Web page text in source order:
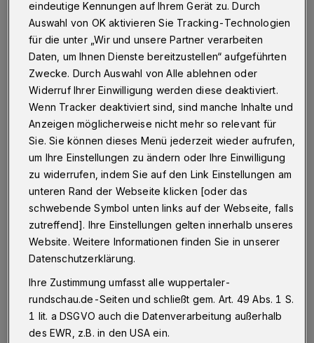
einer unserer Leser in der Trassen-Kapelle am
Bergischen Plateau fotografiert hat. Es geht um einen
Sprayer, der seinen Namenszug "Honky" offenbar vor
allem im Wuppertaler Osten intensiv verbreitet.
Eine Minute Lesezeit
Unser Leser schreibt: "Es stellt sich die Frage,
ob es nicht doch möglich ist, 'Honky' das
Handwerk zu legen. Zum Beispiel, indem sich
die Betroffenen (Stadt, Post, WSW und
Wuppertalbewegung) entschließen, eine
eindeutige Kennungen auf Ihrem Gerät zu. Durch
Auswahl von OK aktivieren Sie Tracking-Technologien
für die unter „Wir und unsere Partner verarbeiten
Daten, um Ihnen Dienste bereitzustellen“ aufgeführten
Zwecke. Durch Auswahl von Alle ablehnen oder
Widerruf Ihrer Einwilligung werden diese deaktiviert.
Wenn Tracker deaktiviert sind, sind manche Inhalte und
Anzeigen möglicherweise nicht mehr so relevant für
Sie. Sie können dieses Menü jederzeit wieder aufrufen,
um Ihre Einstellungen zu ändern oder Ihre Einwilligung
zu widerrufen, indem Sie auf den Link Einstellungen am
unteren Rand der Webseite klicken [oder das
schwebende Symbol unten links auf der Webseite, falls
zutreffend]. Ihre Einstellungen gelten innerhalb unseres
Website. Weitere Informationen finden Sie in unserer
Datenschutzerklärung.
Ihre Zustimmung umfasst alle wuppertaler-
rundschau.de-Seiten und schließt gem. Art. 49 Abs. 1 S.
1 lit. a DSGVO auch die Datenverarbeitung außerhalb
des EWR, z.B. in den USA ein.